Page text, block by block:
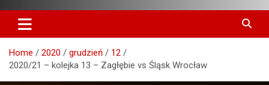
Home 2020 grudzień
12
2020/21 – kolejka 13 – Zagłębie vs Śląsk Wrocław